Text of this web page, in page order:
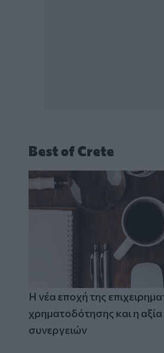
Best of Crete
Η νέα εποχή της
χρηματοδότησης και η
συνεργειών